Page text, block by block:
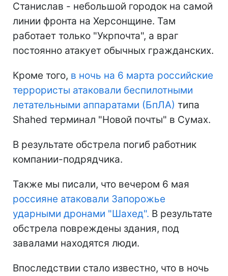
Станислав - небольшой городок на самой
линии фронта на Херсонщине. Там
работает только "Укрпочта", а враг
постоянно атакует обычных гражданских.
Кроме того, в ночь на 6 марта российские
террористы атаковали беспилотными
летательными аппаратами (БпЛА) типа
Shahed терминал "Новой почты" в Сумах.
В результате обстрела погиб работник
компании-подрядчика.
Также мы писали, что вечером 6 мая
россияне атаковали Запорожье
ударными дронами "Шахед". В результате
обстрела повреждены здания, под
завалами находятся люди.
Впоследствии стало известно, что в ночь